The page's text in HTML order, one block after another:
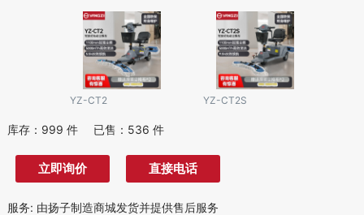
YZ-CT2 YZ-CT2S
库存： 999 件 已售： 536 件
立即询价 直接电话
服务: 由扬子制造商城发货并提供售后服务